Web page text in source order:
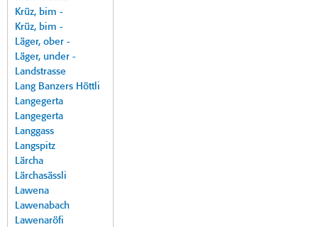
Krüz, bim -
Krüz, bim -
Läger, ober -
Läger, under -
Landstrasse
Lang Banzers Höttli
Langegerta
Langegerta
Langgass
Langspitz
Lärcha
Lärchasässli
Lawena
Lawenabach
Lawenaröfi